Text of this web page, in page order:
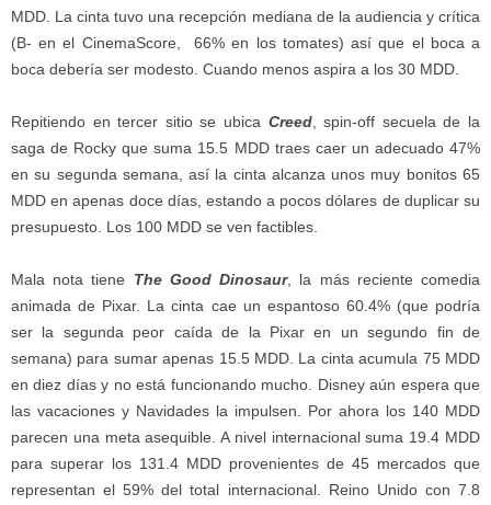
MDD. La cinta tuvo una recepción mediana de la audiencia y crítica
(B- en el CinemaScore, 66% en los tomates) así que el boca a
boca debería ser modesto. Cuando menos aspira a los 30 MDD.
Repitiendo en tercer sitio se ubica Creed, spin-off secuela de la
saga de Rocky que suma 15.5 MDD traes caer un adecuado 47%
en su segunda semana, así la cinta alcanza unos muy bonitos 65
MDD en apenas doce días, estando a pocos dólares de duplicar su
presupuesto. Los 100 MDD se ven factibles.
Mala nota tiene The Good Dinosaur, la más reciente comedia
animada de Pixar. La cinta cae un espantoso 60.4% (que podría
ser la segunda peor caída de la Pixar en un segundo fin de
semana) para sumar apenas 15.5 MDD. La cinta acumula 75 MDD
en diez días y no está funcionando mucho. Disney aún espera que
las vacaciones y Navidades la impulsen. Por ahora los 140 MDD
parecen una meta asequible. A nivel internacional suma 19.4 MDD
para superar los 131.4 MDD provenientes de 45 mercados que
representan el 59% del total internacional. Reino Unido con 7.8